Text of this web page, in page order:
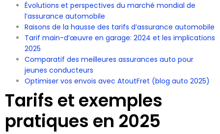
Évolutions et perspectives du marché mondial de
l’assurance automobile
Raisons de la hausse des tarifs d’assurance automobile
Tarif main-d’œuvre en garage: 2024 et les implications
2025
Comparatif des meilleures assurances auto pour
jeunes conducteurs
Optimiser vos envois avec AtoutFret (blog auto 2025)
Tarifs et exemples
pratiques en 2025